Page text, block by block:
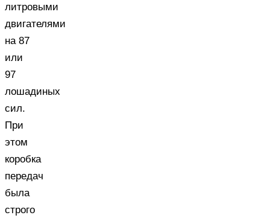
литровыми
двигателями
на 87
или
97
лошадиных
сил.
При
этом
коробка
передач
была
строго